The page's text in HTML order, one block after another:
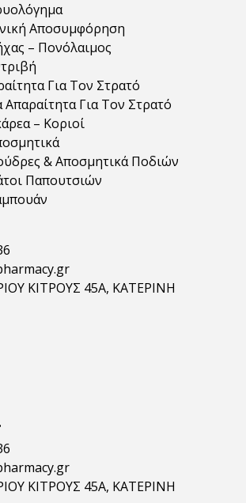
Αποσυμφόρηση
– Πονόλαιμος
Για Τον Στρατό
Απαραίτητα Για Τον Στρατό
– Κοριοί
& Αποσμητικά Ποδιών
Παπουτσιών
ΚΙΤΡΟΥΣ 45Α, ΚΑΤΕΡΙΝΗ
ΚΙΤΡΟΥΣ 45Α, ΚΑΤΕΡΙΝΗ